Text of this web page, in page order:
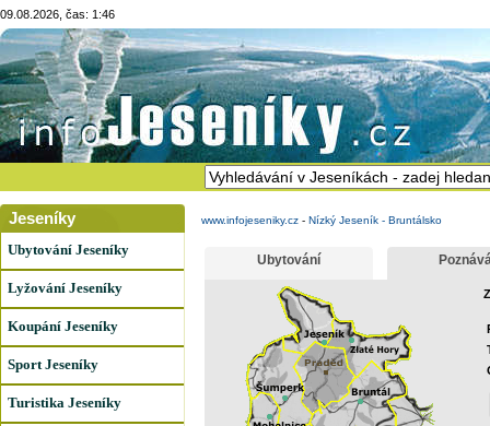
09.08.2026, čas: 1:46
Jeseníky
Ubytování Jeseníky
Lyžování Jeseníky
Koupání Jeseníky
Sport Jeseníky
Turistika Jeseníky
www.infojeseniky.cz - Nízký Jeseník - Bruntálsko
Ubytování